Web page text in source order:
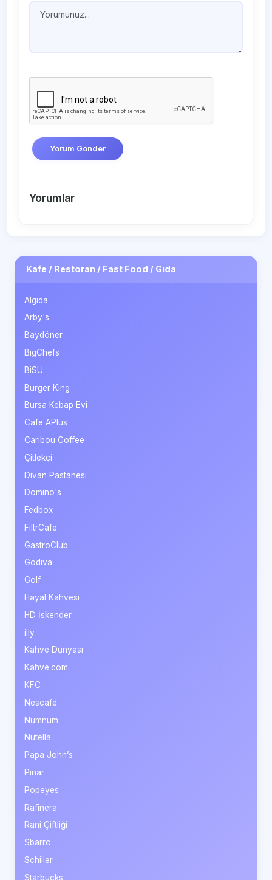
Yorum Gönder
Yorumlar
Kafe / Restoran / Fast Food / Gıda
Algida
Arby's
Baydöner
BigChefs
BiSU
Burger King
Bursa Kebap Evi
Cafe APlus
Caribou Coffee
Çitlekçi
Divan Pastanesi
Domino's
Fedbox
FiltrCafe
GastroClub
Godiva
Golf
Hayal Kahvesi
HD İskender
illy
Kahve Dünyası
Kahve.com
KFC
Nescafé
Numnum
Nutella
Papa John’s
Pınar
Popeyes
Rafinera
Rani Çiftliği
Sbarro
Schiller
Starbucks